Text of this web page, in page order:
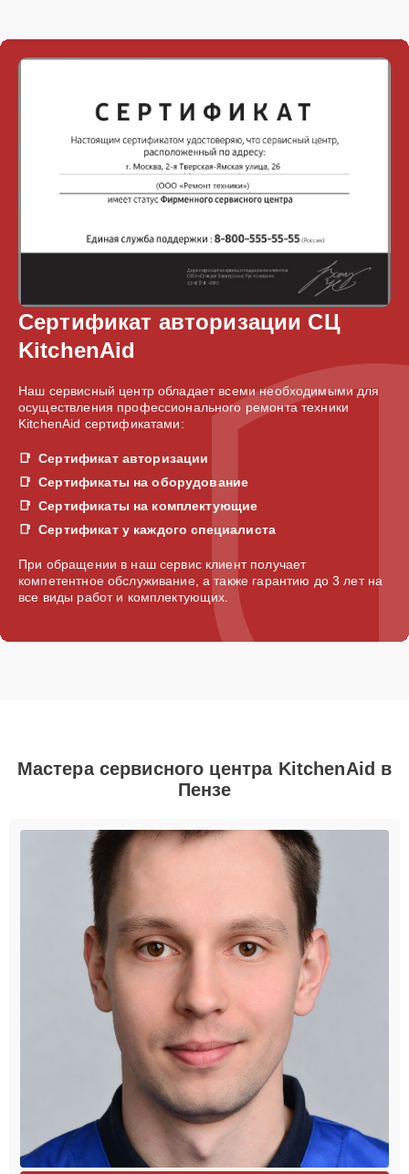
Сертификат авторизации СЦ
KitchenAid
Наш сервисный центр обладает всеми необходимыми для
осуществления профессионального ремонта техники
KitchenAid сертификатами:
Сертификат авторизации
Сертификаты на оборудование
Сертификаты на комплектующие
Сертификат у каждого специалиста
При обращении в наш сервис клиент получает
компетентное обслуживание, а также гарантию до 3 лет на
все виды работ и комплектующих.
Мастера сервисного центра KitchenAid в
Пензе